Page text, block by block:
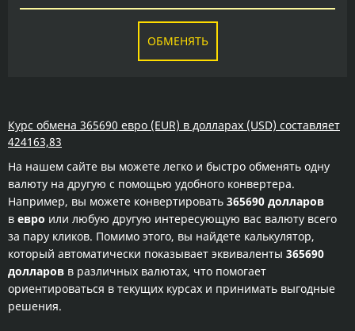
ОБМЕНЯТЬ
Курс обмена 365690 евро (EUR) в долларах (USD) составляет
424163,83
На нашем сайте вы можете легко и быстро обменять одну
валюту на другую с помощью удобного конвертера.
Например, вы можете конвертировать 365690 долларов
в евро или любую другую интересующую вас валюту всего
за пару кликов. Помимо этого, вы найдете калькулятор,
который автоматически показывает эквиваленты 365690
долларов в различных валютах, что помогает
ориентироваться в текущих курсах и принимать выгодные
решения.